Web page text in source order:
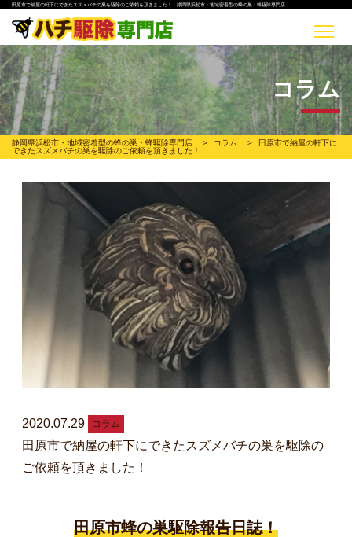
田原市で納屋の軒下にできたスズメバチの巣を駆除のご依頼を頂きました！ | 静岡県浜松市・地域密着型の蜂の巣・蜂駆除専門店
コラム
静岡県浜松市・地域密着型の蜂の巣・蜂駆除専門店 > コラム >
田原市で納屋の軒下に
できたスズメバチの巣を駆除のご依頼を頂きました！
2020.07.29 コラム
田原市で納屋の軒下にできたスズメバチの巣を駆除の
ご依頼を頂きました！
田原市蜂の巣駆除報告日誌！